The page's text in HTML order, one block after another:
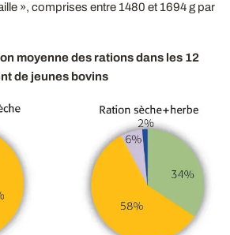
», comprises entre 1480 et 1694 g par
moyenne des rations dans les 12
de jeunes bovins